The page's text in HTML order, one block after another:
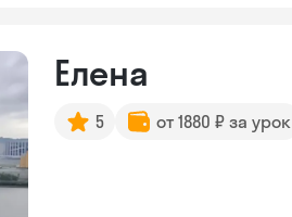
Елена
5 от 1880 ₽ за урок